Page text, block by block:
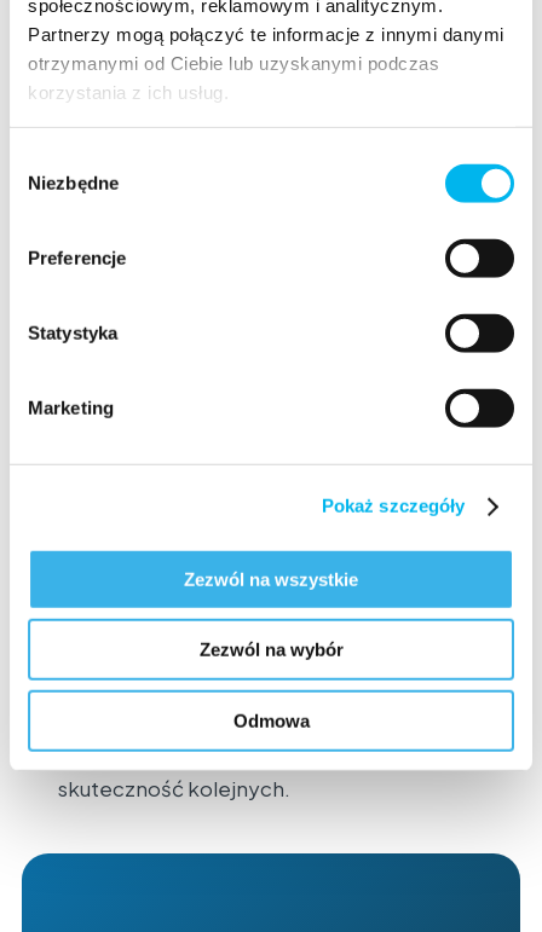
społecznościowym, reklamowym i analitycznym.
Partnerzy mogą połączyć te informacje z innymi danymi
otrzymanymi od Ciebie lub uzyskanymi podczas
korzystania z ich usług.
zgody
Niezbędne
Preferencje
Statystyka
Marketing
Pokaż szczegóły
Zezwól na wszystkie
Zezwól na wybór
Odmowa
rekomendacji.
Wybierz najlepszą formę przekazu– format
ma wzmocnić komunikat; najpopularniejsze to
artykułyi wideo.
Zadbaj o praktyczny wymiar treści
użyteczność i wartość; nie łącz komunikacji do
pacjentów z komunikacją do aptekarzy.
branżowe, wydawnictwa, grupy na Facebooku,
, szkolenia,
przedstawiciele; minimum kilka kanałów
w modelu
Zweryfikuj skuteczność– pomiar dotarcia,
realizacja KPI, ocena jakościowa komunikatów
rekomendacji; badamy zmianę postawy
(przed/po).
Wyciągnij wnioski na przyszłość
podsumowanie z wnioskami i dane
potwierdzające skuteczność; dane
z poprzednich realizacji zwiększają
skuteczność kolejnych.